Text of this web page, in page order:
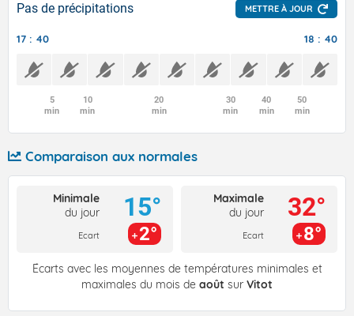
Pas de précipitations METTRE À JOUR
17 : 40 18 : 40
5
min
10
min
20
min
30
min
40
min
50
min
Comparaison aux normales
Minimale
du jour
Ecart
15°
2°
Maximale
du jour
Ecart
32°
8°
Écarts avec les moyennes de températures minimales et
maximales du mois de août sur Vitot